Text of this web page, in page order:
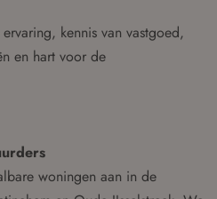
kennis van vastgoed,
en hart voor de
woningen aan in de